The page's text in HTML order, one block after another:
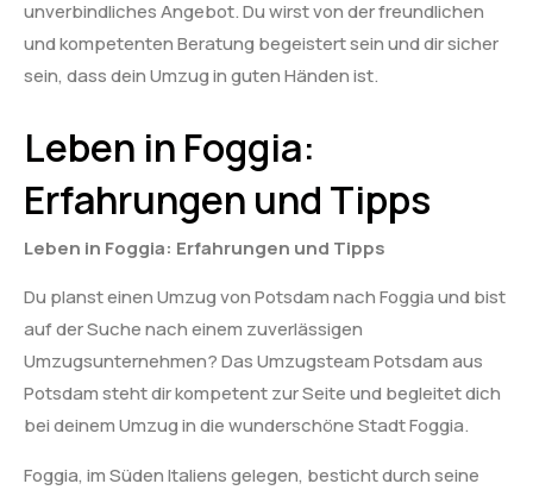
unverbindliches Angebot. Du wirst von der freundlichen
und kompetenten Beratung begeistert sein und dir sicher
sein, dass dein Umzug in guten Händen ist.
Leben in Foggia:
Erfahrungen und Tipps
Leben in Foggia: Erfahrungen und Tipps
Du planst einen Umzug von Potsdam nach Foggia und bist
auf der Suche nach einem zuverlässigen
Umzugsunternehmen? Das Umzugsteam Potsdam aus
Potsdam steht dir kompetent zur Seite und begleitet dich
bei deinem Umzug in die wunderschöne Stadt Foggia.
Foggia, im Süden Italiens gelegen, besticht durch seine